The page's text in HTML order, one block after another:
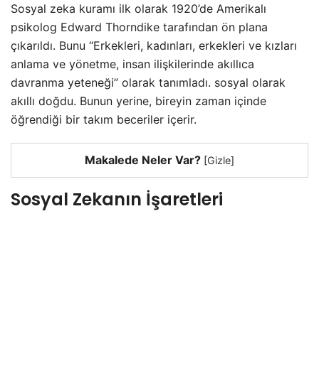
Sosyal zeka kuramı ilk olarak 1920’de Amerikalı
psikolog Edward Thorndike tarafından ön plana
çıkarıldı. Bunu “Erkekleri, kadınları, erkekleri ve kızları
anlama ve yönetme, insan ilişkilerinde akıllıca
davranma yeteneği” olarak tanımladı. sosyal olarak
akıllı doğdu. Bunun yerine, bireyin zaman içinde
öğrendiği bir takım beceriler içerir.
Makalede Neler Var? [Gizle]
Sosyal Zekanın İşaretleri